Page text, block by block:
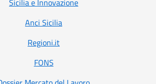
Anci Sicilia
Regioni.it
FONS